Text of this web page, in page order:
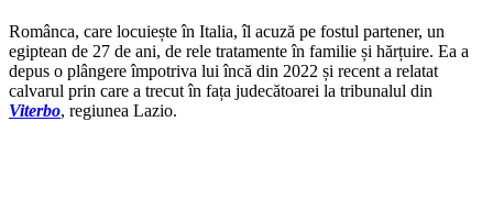
Românca, care locuiește în Italia, îl acuză pe fostul partener, un
egiptean de 27 de ani, de rele tratamente în familie și hărțuire. Ea a
depus o plângere împotriva lui încă din 2022 și recent a relatat
calvarul prin care a trecut în fața judecătoarei la tribunalul din
Viterbo, regiunea Lazio.